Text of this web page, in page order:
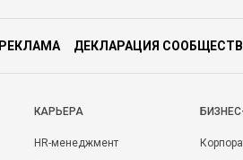
РЕКЛАМА ДЕКЛАРАЦИЯ
КАРЬЕРА
HR-менеджмент